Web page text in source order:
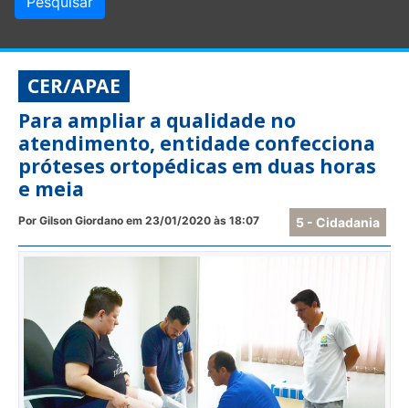
CER/APAE
Para ampliar a qualidade no
atendimento, entidade confecciona
próteses ortopédicas em duas horas
e meia
5 - Cidadania
Por Gilson Giordano em 23/01/2020 às 18:07